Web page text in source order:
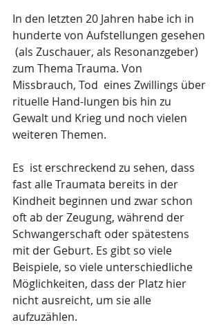
In den letzten 20 Jahren habe ich in
hunderte von Aufstellungen gesehen
(als Zuschauer, als Resonanzgeber)
zum Thema Trauma. Von
Missbrauch, Tod  eines Zwillings über
rituelle Hand-lungen bis hin zu
Gewalt und Krieg und noch vielen
weiteren Themen.
Es  ist erschreckend zu sehen, dass
fast alle Traumata bereits in der
Kindheit beginnen und zwar schon
oft ab der Zeugung, während der
Schwangerschaft oder spätestens
mit der Geburt. Es gibt so viele
Beispiele, so viele unterschiedliche
Möglichkeiten, dass der Platz hier
nicht ausreicht, um sie alle
aufzuzählen.